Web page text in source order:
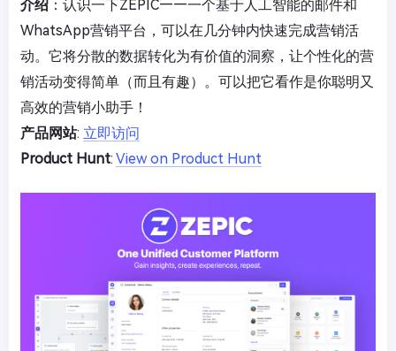
介绍 ：认识一下ZEPIC——一个基于人工智能的邮件和
WhatsApp营销平台，可以在几分钟内快速完成营销活
动。它将分散的数据转化为有价值的洞察，让个性化的营
销活动变得简单（而且有趣）。可以把它看作是你聪明又
高效的营销小助手！
产品网站: 立即访问
Product Hunt: View on Product Hunt